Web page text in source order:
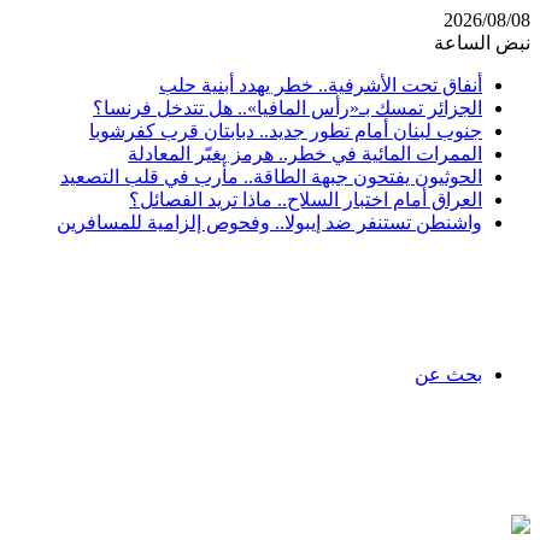
2026/08/08
نبض الساعة
أنفاق تحت الأشرفية.. خطر يهدد أبنية حلب
الجزائر تمسك بـ«رأس المافيا».. هل تتدخل فرنسا؟
جنوب لبنان أمام تطور جديد.. دبابتان قرب كفرشوبا
الممرات المائية في خطر.. هرمز يغيّر المعادلة
الحوثيون يفتحون جبهة الطاقة.. مأرب في قلب التصعيد
العراق أمام اختبار السلاح.. ماذا تريد الفصائل؟
واشنطن تستنفر ضد إيبولا.. وفحوص إلزامية للمسافرين
بحث عن